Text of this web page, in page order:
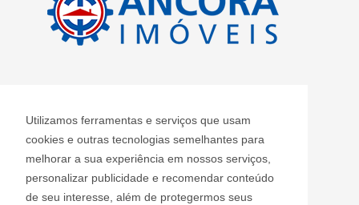
Utilizamos ferramentas e serviços que usam
cookies e outras tecnologias semelhantes para
melhorar a sua experiência em nossos serviços,
personalizar publicidade e recomendar conteúdo
de seu interesse, além de protegermos seus
Informações de Contato
Âncora Imóveis S/S LTDA - J 2420
ancoraimoveis@uol.com.br